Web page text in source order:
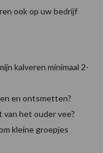
ook op uw bedrijf
kalveren minimaal 2-
en ontsmetten?
van het ouder vee?
kleine groepjes